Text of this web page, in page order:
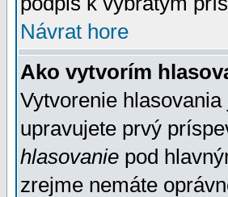
Návrat hore
Ako vytvorím
Vytvorenie
upravujete prvý
hlasovanie pod
zrejme nemáte